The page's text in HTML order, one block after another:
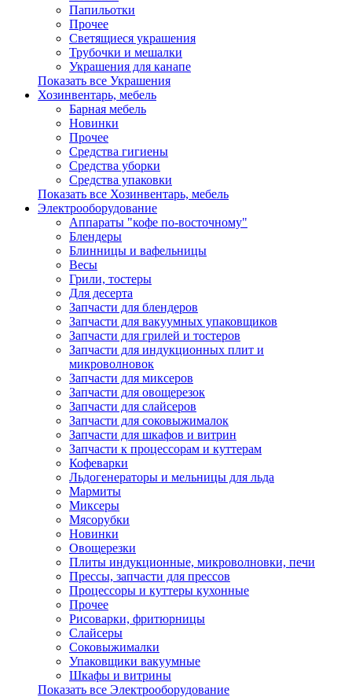
Папильотки
Прочее
Светящиеся украшения
Трубочки и мешалки
Украшения для канапе
Показать все Украшения
Хозинвентарь, мебель
Барная мебель
Новинки
Прочее
Средства гигиены
Средства уборки
Средства упаковки
Показать все Хозинвентарь, мебель
Электрооборудование
Аппараты "кофе по-восточному"
Блендеры
Блинницы и вафельницы
Весы
Грили, тостеры
Для десерта
Запчасти для блендеров
Запчасти для вакуумных упаковщиков
Запчасти для грилей и тостеров
Запчасти для индукционных плит и
микроволновок
Запчасти для миксеров
Запчасти для овощерезок
Запчасти для слайсеров
Запчасти для соковыжималок
Запчасти для шкафов и витрин
Запчасти к процессорам и куттерам
Кофеварки
Льдогенераторы и мельницы для льда
Мармиты
Миксеры
Мясорубки
Новинки
Овощерезки
Плиты индукционные, микроволновки, печи
Прессы, запчасти для прессов
Процессоры и куттеры кухонные
Прочее
Рисоварки, фритюрницы
Слайсеры
Соковыжималки
Упаковщики вакуумные
Шкафы и витрины
Показать все Электрооборудование